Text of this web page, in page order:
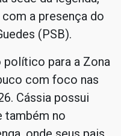
a presença do
(PSB).
político para a Zona
com foco nas
Cássia possui
também no